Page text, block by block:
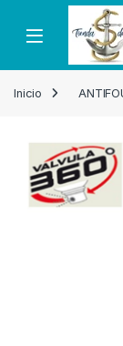
Skip to navigation
Skip to content
Open
Inicio